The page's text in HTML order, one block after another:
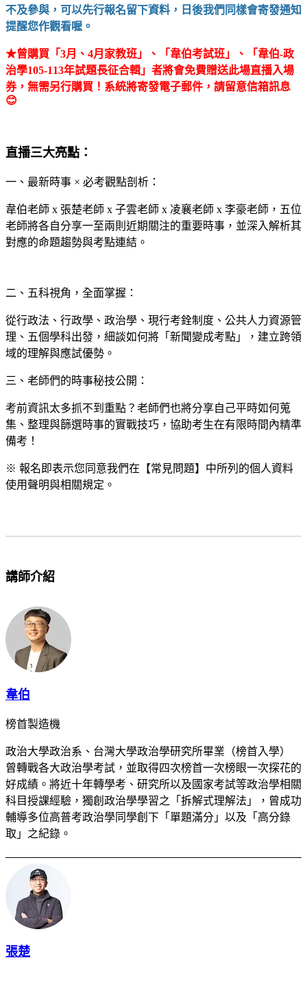
不及參與，可以先行報名留下資料，日後我們同樣會寄發通知
提醒您作觀看喔。
★曾購買「3月、4月家教班」、「韋伯考試班」、「 韋伯-政
治學105-113年試題長征合輯 」者將會免費贈送此場直播入場
券， 無需另行購買 ！系統將寄發電子郵件，請留意信箱訊息
😊
直播三大亮點：
一、最新時事 × 必考觀點剖析：
韋伯老師 x 張楚老師 x 子雲老師 x 凌襄老師 x 李豪老師，五位
老師將各自分享一至兩則近期關注的重要時事，並深入解析其
對應的命題趨勢與考點連結。
二、五科視角，全面掌握：
從行政法、行政學、政治學、現行考銓制度、公共人力資源管
理、五個學科出發，細談如何將「新聞變成考點」，建立跨領
域的理解與應試優勢。
三、老師們的時事秘技公開：
考前資訊太多抓不到重點？老師們也將分享自己平時如何蒐
集、整理與篩選時事的實戰技巧，協助考生在有限時間內精準
備考！
※ 報名即表示您同意我們在【常見問題】中所列的個人資料
使用聲明與相關規定。
講師介紹
韋伯
榜首製造機
政治大學政治系、台灣大學政治學研究所畢業（榜首入學）
曾轉戰各大政治學考試，並取得四次榜首一次榜眼一次探花的
好成績。將近十年轉學考、研究所以及國家考試等政治學相關
科目授課經驗，獨創政治學學習之「拆解式理解法」，曾成功
輔導多位高普考政治學同學創下「單題滿分」以及「高分錄
取」之紀錄。
張楚